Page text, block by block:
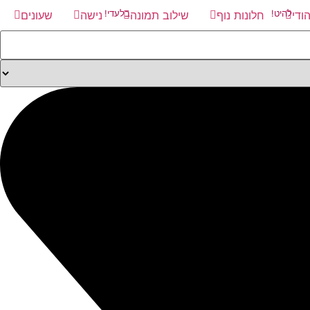
להיט! חלונות נוף שילוב תמונהבלעדי! נישה שעונים